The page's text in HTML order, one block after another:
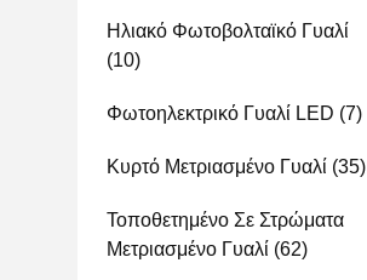
Ηλιακό Φωτοβολταϊκό Γυαλί
(10)
Φωτοηλεκτρικό Γυαλί LED (7)
Κυρτό Μετριασμένο Γυαλί (35)
Τοποθετημένο Σε Στρώματα
Μετριασμένο Γυαλί (62)